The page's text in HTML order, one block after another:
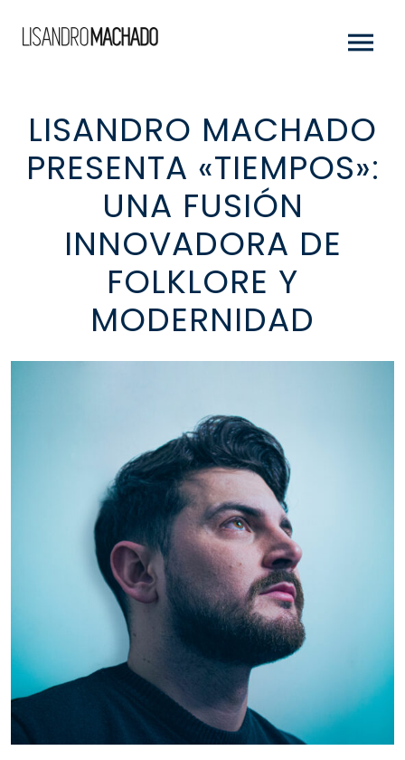
LISANDRO MACHADO
PRESENTA «TIEMPOS»:
UNA FUSIÓN
INNOVADORA DE
FOLKLORE Y
MODERNIDAD